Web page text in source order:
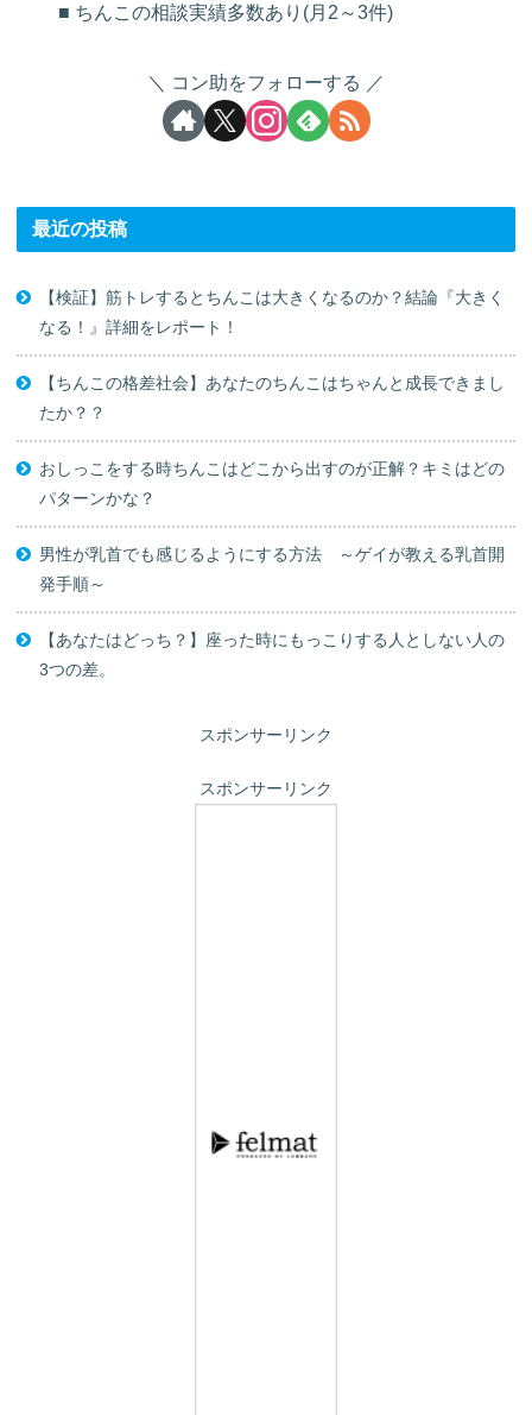
■ ちんこの相談実績多数あり(月2～3件)
コン助をフォローする
最近の投稿
【検証】筋トレするとちんこは大きくなるのか？結論『大きく
なる！』詳細をレポート！
【ちんこの格差社会】あなたのちんこはちゃんと成長できまし
たか？？
おしっこをする時ちんこはどこから出すのが正解？キミはどの
パターンかな？
男性が乳首でも感じるようにする方法 ～ゲイが教える乳首開
発手順～
【あなたはどっち？】座った時にもっこりする人としない人の
3つの差。
スポンサーリンク
スポンサーリンク